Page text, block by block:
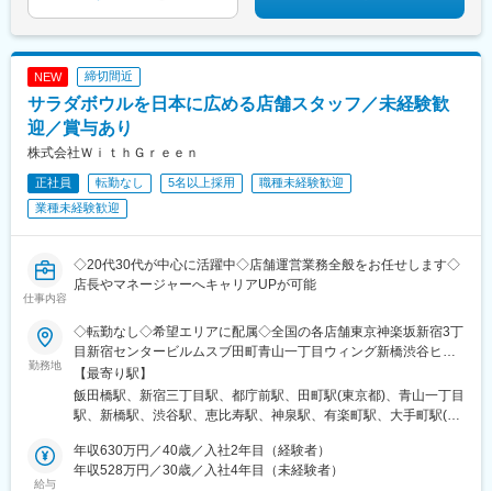
町駅、京橋駅(大阪府)、江坂駅、大日駅、茨木市駅、高槻市駅、布
施駅、千鳥橋駅、豊中駅、寝屋川市駅、藤井寺駅、新金岡駅、守
口市駅、下松駅(大阪府)、箕面萱野駅、和泉中央駅、今里駅(地下
鉄)、鳳駅、近鉄八尾駅、大正駅(大阪府)、弁天町駅、心斎橋駅、
桂駅、京都駅、三宮駅(神戸市営)、西宮北口駅、新在家駅、明石
駅、高速長田駅、尼崎駅(阪神線)、伊丹駅(福知山線)、西神中央
駅、川西能勢口駅、宝塚駅、滝の茶屋駅、神戸駅(兵庫県)、姫路
駅、土山駅、新宿駅(東京メトロ)、代官山駅、銀座一丁目駅、岩本
町駅、京急川崎駅、梅田駅(地下鉄)、大阪阿部野橋駅、学習院下
駅、下神明駅、蓮沼駅、参宮橋駅、芦花公園駅、南阿佐ケ谷駅、
王子駅前駅、赤羽岩淵駅、京王八王子駅、府中競馬正門前駅、京
急鶴見駅、新杉田駅、葭川公園駅、本八幡駅(都営線)、春日駅(東
京都)、鮫洲駅、月島駅、田原町駅(東京都)、金沢八景駅(横浜シー
サイドライン)、新越谷駅、川越市駅、反町駅、上野御徒町駅、京
ＪＲ河内永和駅、伝法駅、守口駅、今里駅(近鉄線)、ドーム前駅、
四ツ橋駅、七条駅、神戸三宮駅(阪急・神戸高速)、六甲道駅、山陽
明石駅、長田駅(神戸市営)、川西池田駅、宝塚南口駅、高速神戸
駅、山陽姫路駅、新宿駅、有楽町駅、神田駅(東京都)、中崎町駅、
天王寺駅、西早稲田駅、京急蒲田駅、西新宿五丁目駅、飛鳥山
サイド駅、築地駅、浅草駅、川越駅、御徒町駅、荏原中延駅、高
輪ゲートウェイ駅、みのり台駅、日ノ出町駅、四天王寺前夕陽ケ
NEW 締切間近
サラダボウルを日本に広める店舗スタッフ／未経験歓
迎／賞与あり
株式会社ＷｉｔｈＧｒｅｅｎ
正社員 転勤なし 5名以上採用
職種未経験歓迎
業種未経験歓迎
仕事内容
◇20代30代が中心に活躍中◇店舗運営業務全般をお任せします◇
店長やマネージャーへキャリアUPが可能
勤務地
◇転勤なし◇希望エリアに配属◇全国の各店舗東京神楽坂新宿3丁
目新宿センタービルムスブ田町青山一丁目ウィング新橋渋谷ヒカ
リエShinQs東横のれん街恵比寿渋谷道玄坂通有楽町イトシア大手
町日本橋高島屋S.C.銀座ノボ丸の内オアゾ東京ミッドタウン八重
洲自由が丘北千住マルイ東京ドームシティ ラクーア羽田空港第1
ミネ荻窪池袋神奈川FOOD&TIME ISETAN YOKOHAMA横浜ポルタ
アトレ川崎埼玉ルミネ大宮浦和パルコ千葉成田空港第１ターミナ
【最寄り駅】
飯田橋駅、新宿三丁目駅、都庁前駅、田町駅(東京都)、青山一丁目
駅、新橋駅、渋谷駅、恵比寿駅、神泉駅、有楽町駅、大手町駅(東
自由が丘駅、錦糸町駅、北千住駅、後楽園駅、羽田空港第２ター
ミナル駅(東京モノレール・ＡＮＡ利用)、荻窪駅、吉祥寺駅、立川
給与
年収630万円／40歳／入社2年目（経験者）
年収528万円／30歳／入社4年目（未経験者）